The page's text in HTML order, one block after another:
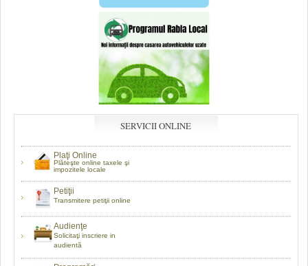
SERVICII ONLINE
Plaţi Online
Plăteşte online taxele şi
impozitele locale
Petiţii
Transmitere petiţii online
Audienţe
Solicitaţi inscriere in
audientă